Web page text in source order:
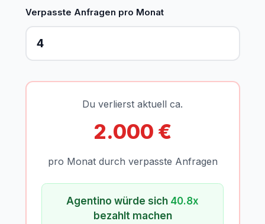
Verpasste Anfragen pro Monat
Du verlierst aktuell ca.
2.000 €
pro Monat durch verpasste Anfragen
Agentino würde sich 40.8x
bezahlt machen